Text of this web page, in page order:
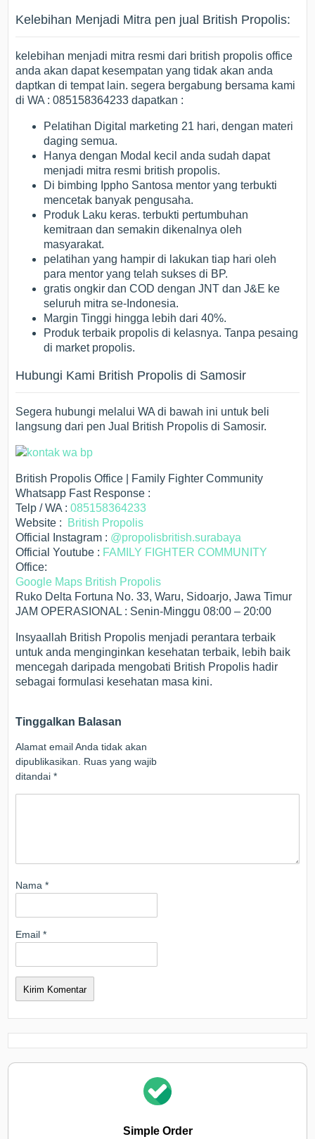
Kelebihan Menjadi Mitra pen jual British Propolis:
kelebihan menjadi mitra resmi dari british propolis office
anda akan dapat kesempatan yang tidak akan anda
daptkan di tempat lain. segera bergabung bersama kami
di WA : 085158364233 dapatkan :
Pelatihan Digital marketing 21 hari, dengan materi
daging semua.
Hanya dengan Modal kecil anda sudah dapat
menjadi mitra resmi british propolis.
Di bimbing Ippho Santosa mentor yang terbukti
mencetak banyak pengusaha.
Produk Laku keras. terbukti pertumbuhan
kemitraan dan semakin dikenalnya oleh
masyarakat.
pelatihan yang hampir di lakukan tiap hari oleh
para mentor yang telah sukses di BP.
gratis ongkir dan COD dengan JNT dan J&E ke
seluruh mitra se-Indonesia.
Margin Tinggi hingga lebih dari 40%.
Produk terbaik propolis di kelasnya. Tanpa pesaing
di market propolis.
Hubungi Kami British Propolis di Samosir
Segera hubungi melalui WA di bawah ini untuk beli
langsung dari pen Jual British Propolis di Samosir.
British Propolis Office | Family Fighter Community
Whatsapp Fast Response :
Telp / WA :085158364233
Website :
British Propolis
Official Instagram : @propolisbritish.surabaya
Official Youtube : FAMILY FIGHTER COMMUNITY
Office:
Google Maps British Propolis
Ruko Delta Fortuna No. 33, Waru, Sidoarjo, Jawa Timur
JAM OPERASIONAL : Senin-Minggu 08:00 – 20:00
Insyaallah British Propolis menjadi perantara terbaik
untuk anda menginginkan kesehatan terbaik, lebih baik
mencegah daripada mengobati British Propolis hadir
sebagai formulasi kesehatan masa kini.
Tinggalkan Balasan
Alamat email Anda tidak akan
dipublikasikan. Ruas yang wajib
ditandai*
Nama*
Email*
Simple Order